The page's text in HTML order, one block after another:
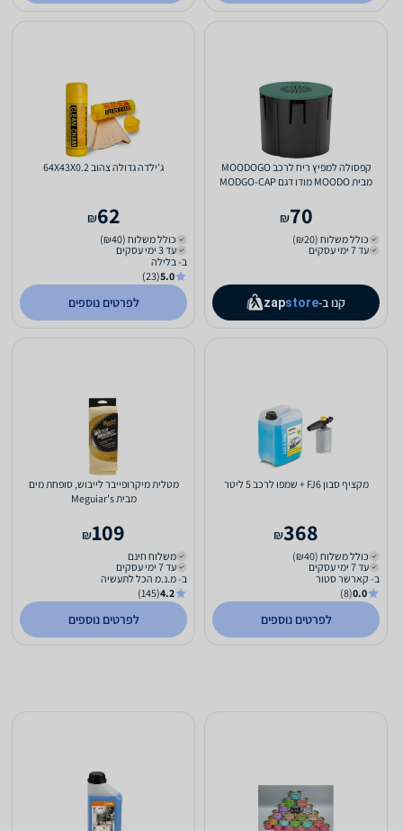
קפסולה למפיץ ריח לרכב MOODOGO
מבית MOODO מודו דגם MODGO-CAP
70
₪
כולל משלוח (₪20)
עד 7 ימי עסקים
קנו ב- zapstore
ג'ילדה גדולה צהוב 64X43X0.2
62
₪
כולל משלוח (₪40)
עד 3 ימי עסקים
ב- בלילה
5.0
(23)
לפרטים נוספים
מקציף סבון FJ6 + שמפו לרכב 5 ליטר
368
₪
כולל משלוח (₪40)
עד 7 ימי עסקים
ב- קארשר סטור
0.0
(8)
לפרטים נוספים
מטלית מיקרופייבר לייבוש, סופחת מים
מבית Meguiar's
109
₪
משלוח חינם
עד 7 ימי עסקים
ב- מ.נ.מ הכל לתעשיה
4.2
(145)
לפרטים נוספים